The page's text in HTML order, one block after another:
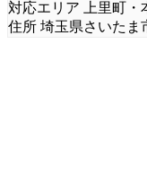
対応エリア
上里町
住所 埼玉県さいたま